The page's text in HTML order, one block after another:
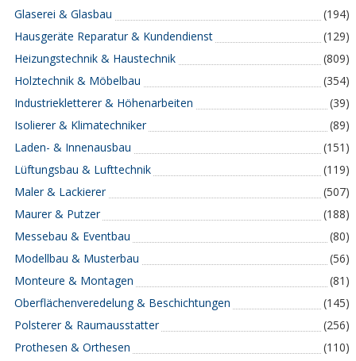
Glaserei & Glasbau
(194)
Hausgeräte Reparatur & Kundendienst
(129)
Heizungstechnik & Haustechnik
(809)
Holztechnik & Möbelbau
(354)
Industriekletterer & Höhenarbeiten
(39)
Isolierer & Klimatechniker
(89)
Laden- & Innenausbau
(151)
Lüftungsbau & Lufttechnik
(119)
Maler & Lackierer
(507)
Maurer & Putzer
(188)
Messebau & Eventbau
(80)
Modellbau & Musterbau
(56)
Monteure & Montagen
(81)
Oberflächenveredelung & Beschichtungen
(145)
Polsterer & Raumausstatter
(256)
Prothesen & Orthesen
(110)